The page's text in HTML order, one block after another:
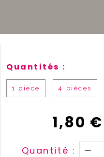
Quantités :
1 pièce 4 pièces
1,80 €
Quantité :